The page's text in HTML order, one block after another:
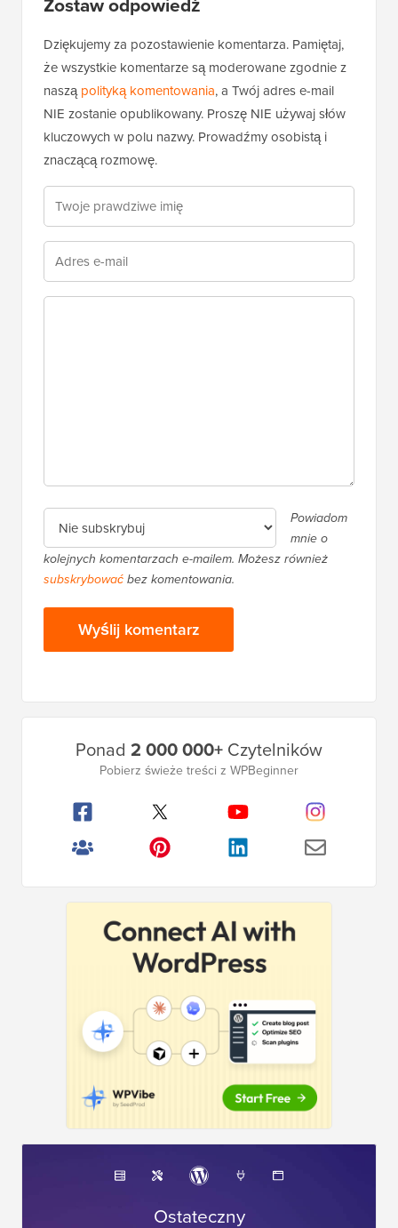
Dziękujemy za pozostawienie komentarza. Pamiętaj,
że wszystkie komentarze są moderowane zgodnie z
nasząpolityką komentowania, a Twój adres e-mail
NIE zostanie opublikowany. Proszę NIE używaj słów
kluczowych w polu nazwy. Prowadźmy osobistą i
znaczącą rozmowę.
Powiadom
mnie o
kolejnych komentarzach e-mailem. Możesz również
subskrybowaćbez komentowania.
Ponad 2 000 000+ Czytelników
Pobierz świeże treści z WPBeginner
Ostateczny